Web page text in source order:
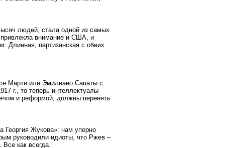
людей, стала одной из самых
привлекла внимание и США, и
Длинная, партизанская с обеих
Марти или Эмилиано Сапаты с
г., то теперь интеллектуалы
и реформой, должны перенять
Жукова»: нам упорно
руководили идиоты, что Ржев –
как всегда.